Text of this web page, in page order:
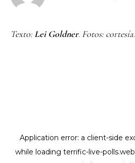
Texto:Lei Goldner. Fotos: cortesía.